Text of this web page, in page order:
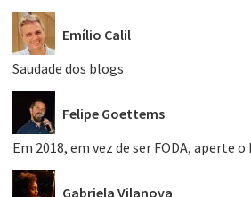
Emílio Calil
Saudade dos blogs
Felipe Goettems
Em 2018, em vez de ser FODA, aperte
Gabriela Vilanova